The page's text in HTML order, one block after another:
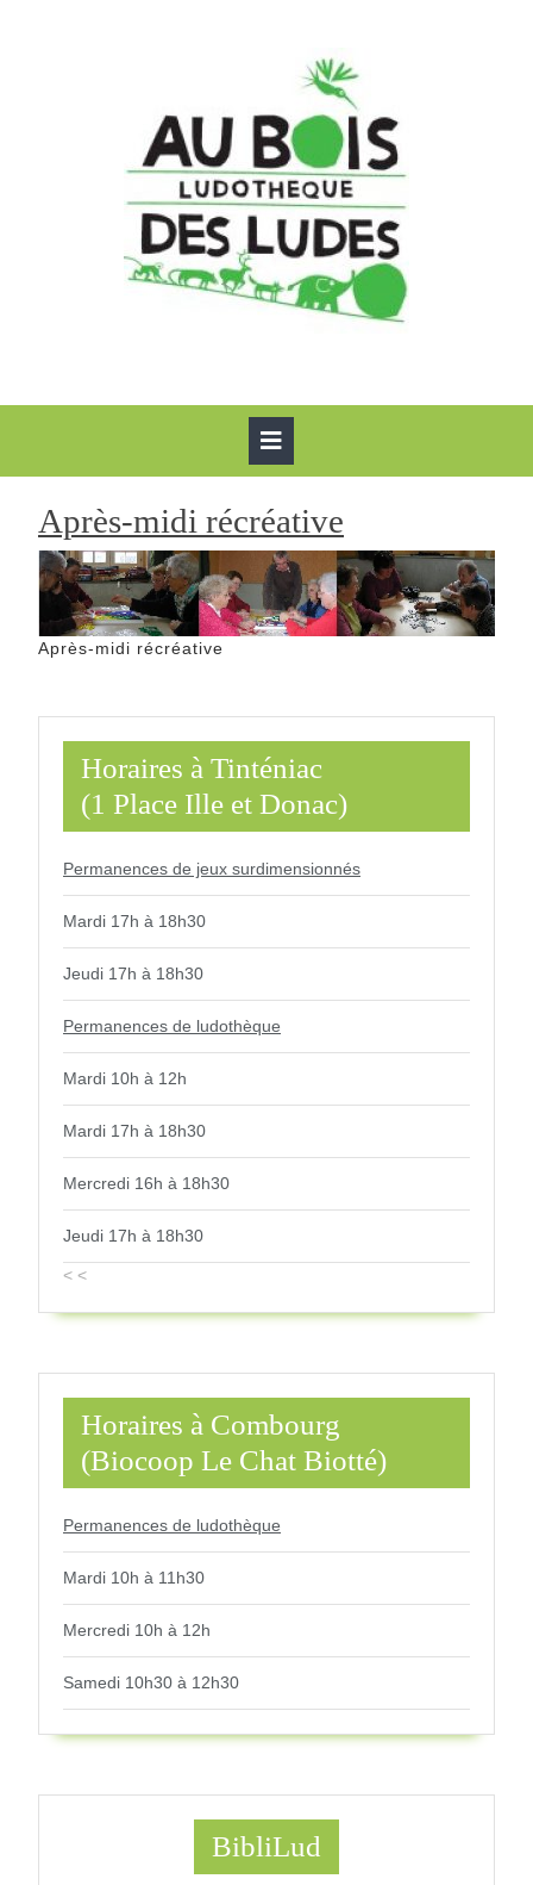
Après-midi récréative
midi
récréative
Après-midi récréative
Horaires à Tinténiac
(1 Place Ille et Donac)
Permanences de jeux surdimensionnés
Mardi 17h à 18h30
Jeudi 17h à 18h30
Permanences de ludothèque
Mardi 10h à 12h
Mardi 17h à 18h30
Mercredi 16h à 18h30
Jeudi 17h à 18h30
< <
Horaires à Combourg
(Biocoop Le Chat Biotté)
Permanences de ludothèque
Mardi 10h à 11h30
Mercredi 10h à 12h
Samedi 10h30 à 12h30
BibliLud